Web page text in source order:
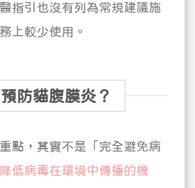
指引也沒有列為常規建議施
上較少使用。
防貓腹膜炎？
點，其實不是「完全避免病
降低病毒在環境中傳播的機